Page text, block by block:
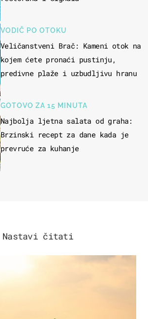
VODIČ PO OTOKU
Veličanstveni Brač: Kameni otok na
kojem ćete pronaći pustinju,
predivne plaže i uzbudljivu hranu
GOTOVO ZA 15 MINUTA
Najbolja ljetna salata od graha:
Brzinski recept za dane kada je
prevruće za kuhanje
Nastavi čitati